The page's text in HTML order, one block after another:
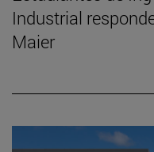
Industrial
Maier